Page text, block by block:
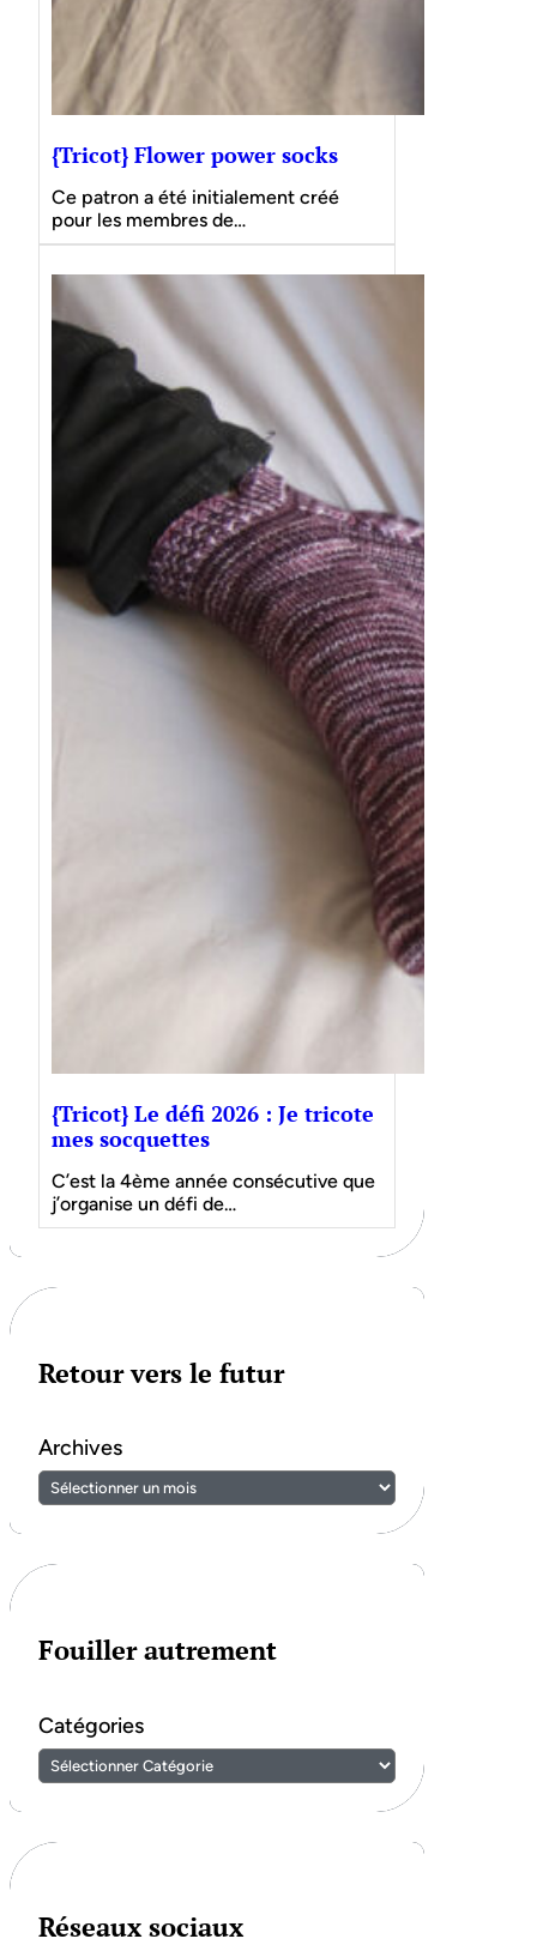
{Tricot} Flower power socks
Ce patron a été initialement créé
pour les membres de…
{Tricot} Le défi 2026 : Je tricote
mes socquettes
C’est la 4ème année consécutive que
j’organise un défi de…
Retour vers le futur
Archives
Fouiller autrement
Catégories
Réseaux sociaux